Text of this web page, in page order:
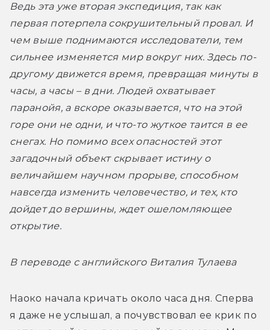
Ведь эта уже вторая экспедиция, так как
первая потерпела сокрушительный провал. И
чем выше поднимаются исследователи, тем
сильнее изменяется мир вокруг них. Здесь по-
другому движется время, превращая минуты в
часы, а часы – в дни. Людей охватывает
паранойя, а вскоре оказывается, что на этой
горе они не одни, и что-то жуткое таится в ее
снегах. Но помимо всех опасностей этот
загадочный объект скрывает истину о
величайшем научном прорыве, способном
навсегда изменить человечество, и тех, кто
дойдет до вершины, ждет ошеломляющее
открытие.
В переводе с английского Виталия Тулаева
Наоко начала кричать около часа дня. Сперва
я даже не услышал, а почувствовал ее крик по